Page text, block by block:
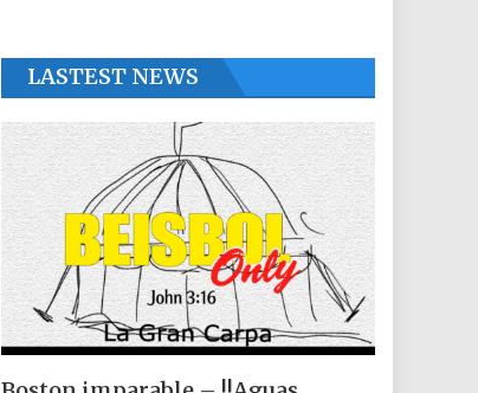
LASTEST NEWS